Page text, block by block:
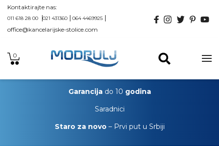
Kontaktirajte nas:
011 618 28 00 021 431360 064 4469925
office@kancelarijske-stolice.com
0
Garancijado 10 godina
Saradnici
Staro za novo– Prvi put u Srbiji